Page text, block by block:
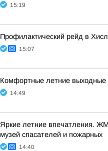
15:19
Профилактический рейд в
15:07
Комфортные летние выходные
14:49
Яркие летние впечатления.
музей спасателей и пожарных
14:40